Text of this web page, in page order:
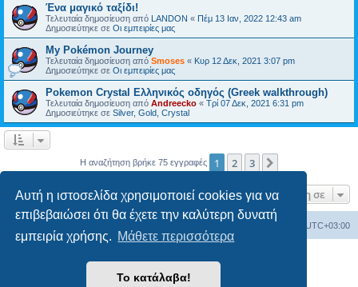
Αυτή η ιστοσελίδα χρησιμοποιεί cookies για να
επιβεβαιώσει ότι θα έχετε την καλύτερη δυνατή
εμπειρία χρήσης. Μάθετε περισσότερα
Το κατάλαβα!
Ένα μαγικό ταξίδι!
Τελευταία δημοσίευση από LANDON « Πέμ 13 Ιαν, 2022 12:43 am
Δημοσιεύτηκε σε Οι εμπειρίες μας
My Pokémon Journey
Τελευταία δημοσίευση από Smoses « Κυρ 12 Δεκ, 2021 3:07 pm
Δημοσιεύτηκε σε Οι εμπειρίες μας
Pokemon Crystal Ελληνικός οδηγός (Greek walkthrough)
Τελευταία δημοσίευση από Andreecko « Τρί 07 Δεκ, 2021 6:31 pm
Δημοσιεύτηκε σε Silver, Gold, Crystal
Η αναζήτηση βρήκε 75 εγγραφές 1 2 3
Μετάβαση σε
UTC+03:00
Ελληνική μετάφραση από το